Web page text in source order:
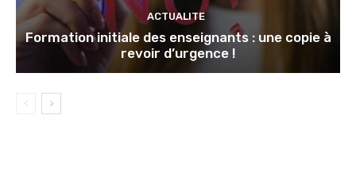
ACTUALITE
Formation initiale des enseignants : une copie à
revoir d’urgence !